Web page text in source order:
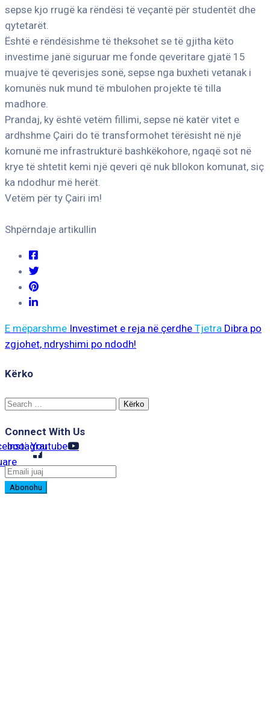
sepse kjo rrugë ka rëndësi të veçantë për studentët dhe
qytetarët.
Është e rëndësishme të theksohet se të gjitha këto
investime janë siguruar me fonde qeveritare gjatë 15
muajve të qeverisjes sonë, sepse nga buxheti vetanak i
komunës nuk mund të mbulohen projekte të tilla
madhore.
Prandaj, ky është vetëm fillimi, sepse në katër vitet e
ardhshme Çairi do të transformohet tërësisht në një
komunë me infrastrukturë bashkëkohore, ngaqë sot në
krye të shtetit kemi një qeveri që nuk bllokon komunat, siç
ka ndodhur më herët.
Vetëm për ty Çairi im!
Shpërndaje artikullin
E mëparshme Investimet e reja në çerdhe Tjetra Dibra po
zgjohet, ndryshimi po ndodh!
Kërko
Search
Connect With Us
Instagram
Youtube